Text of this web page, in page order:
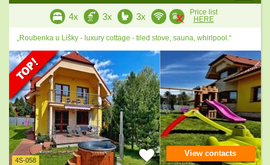
4x 3x 3x
Price list
HERE
„Roubenka u Lišky - luxury cottage - tiled stove, sauna, whirlpool.“
4S-058
View contacts